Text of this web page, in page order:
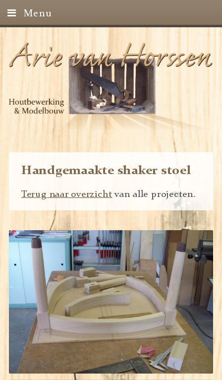
Menu
Projecten
Handgemaakte shaker stoel
Terug naar overzichtvan alle projecten.